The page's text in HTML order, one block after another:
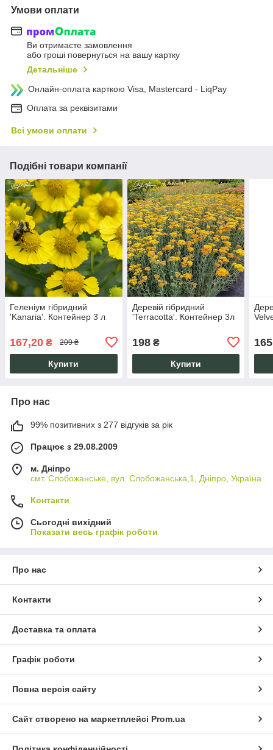
Умови оплати
Ви отримаєте замовлення
або гроші повернуться на вашу картку
Детальніше
Онлайн-оплата карткою Visa, Mastercard - LiqPay
Оплата за реквізитами
Всі умови оплати
Подібні товари компанії
Геленіум гібридний
'Kanaria'. Контейнер 3 л
167,20 ₴ 209 ₴
Купити
Деревій гібридний
'Terracotta'. Контейнер 3л
198₴
Купити
165
Про нас
99% позитивних з 277 відгуків за рік
Працює з 29.08.2009
м. Дніпро
смт. Слобожанське, вул. Слобожанська,1, Дніпро, Україна
Контакти
Сьогодні вихідний
Показати весь графік роботи
Про нас
Контакти
Доставка та оплата
Графік роботи
Повна версія сайту
Сайт створено на маркетплейсі Prom.ua